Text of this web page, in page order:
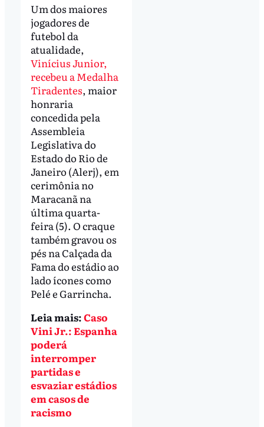
Um dos maiores
jogadores de
futebol da
atualidade,
Vinícius Junior,
recebeu a Medalha
Tiradentes, maior
honraria
concedida pela
Assembleia
Legislativa do
Estado do Rio de
Janeiro (Alerj), em
cerimônia no
Maracanã na
última quarta-
feira (5). O craque
também gravou os
pés na Calçada da
Fama do estádio ao
lado ícones como
Pelé e Garrincha.
Leia mais:Caso
Vini Jr.: Espanha
poderá
interromper
partidas e
esvaziar estádios
em casos de
racismo